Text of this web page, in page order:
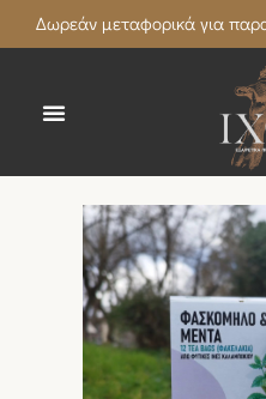
Δωρεάν μεταφορικά για